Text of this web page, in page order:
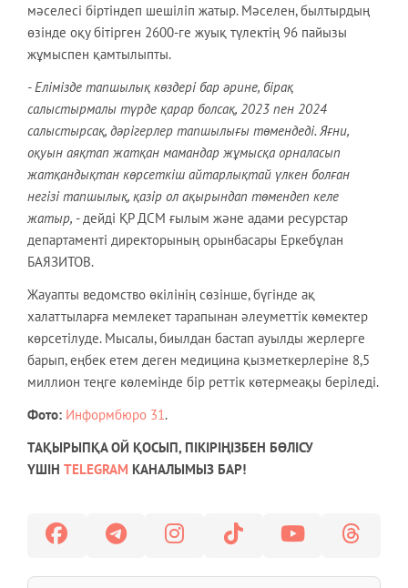
мәселесі біртіндеп шешіліп жатыр. Мәселен, былтырдың
өзінде оқу бітірген 2600-ге жуық түлектің 96 пайызы
жұмыспен қамтылыпты.
- Елімізде тапшылық көздері бар әрине, бірақ
салыстырмалы түрде қарар болсақ, 2023 пен 2024
салыстырсақ, дәрігерлер тапшылығы төмендеді. Яғни,
оқуын аяқтап жатқан мамандар жұмысқа орналасып
жатқандықтан көрсеткіш айтарлықтай үлкен болған
негізі тапшылық, қазір ол ақырындап төмендеп келе
жатыр, - дейді ҚР ДСМ ғылым және адами ресурстар
департаменті директорының орынбасары Еркебұлан
БАЯЗИТОВ.
Жауапты ведомство өкілінің сөзінше, бүгінде ақ
халаттыларға мемлекет тарапынан әлеуметтік көмектер
көрсетілуде. Мысалы, биылдан бастап ауылды жерлерге
барып, еңбек етем деген медицина қызметкерлеріне 8,5
миллион теңге көлемінде бір реттік көтермеақы беріледі.
Фото: Информбюро 31 .
ТАҚЫРЫПҚА ОЙ ҚОСЫП, ПІКІРІҢІЗБЕН БӨЛІСУ
ҮШІН TELEGRAM КАНАЛЫМЫЗ БАР!